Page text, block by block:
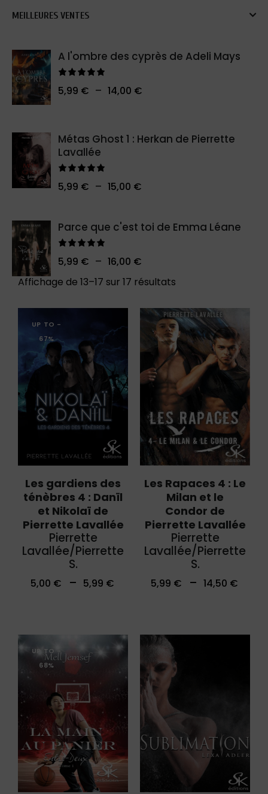
MEILLEURES VENTES
A l'ombre des cyprès de Adeli Mays
Note
sur 5
5,99 € – 14,00 €
Métas Ghost 1 : Herkan de Pierrette
Lavallée
Note
sur 5
5,99 € – 15,00 €
Parce que c'est toi de Emma Léane
Note
sur 5
5,99 € – 16,00 €
Affichage de 13–17 sur 17 résultats
UP TO -
67%
Les gardiens des
ténèbres 4 : Danïl
et Nikolaï de
Pierrette Lavallée
Pierrette
Lavallée/Pierrette
S.
5,00 € – 5,99 €
Les Rapaces 4 : Le
Milan et le
Condor de
Pierrette Lavallée
Pierrette
Lavallée/Pierrette
S.
5,99 € – 14,50 €
UP TO-
68%